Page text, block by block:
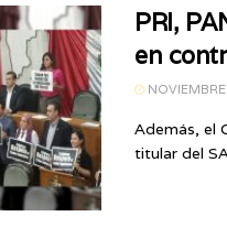
PRI,
en
Además, el
titular del